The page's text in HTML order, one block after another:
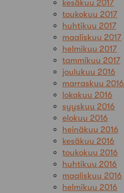
kesäkuu 2017
toukokuu 2017
huhtikuu 2017
maaliskuu 2017
helmikuu 2017
tammikuu 2017
joulukuu 2016
marraskuu 2016
lokakuu 2016
syyskuu 2016
elokuu 2016
heinäkuu 2016
kesäkuu 2016
toukokuu 2016
huhtikuu 2016
maaliskuu 2016
helmikuu 2016